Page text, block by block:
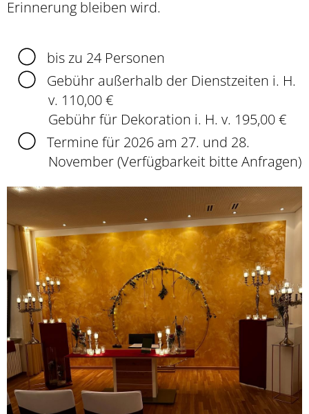
Erinnerung bleiben wird.
bis zu 24 Personen
Gebühr außerhalb der Dienstzeiten i. H.
v. 110,00 €
Gebühr für Dekoration i. H. v. 195,00 €
Termine für 2026 am 27. und 28.
November (Verfügbarkeit bitte Anfragen)